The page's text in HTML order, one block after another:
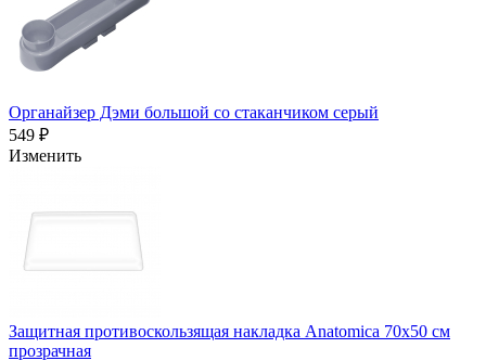
Органайзер Дэми большой со стаканчиком серый
549 ₽
Изменить
Защитная противоскользящая накладка Anatomica 70х50 см
прозрачная